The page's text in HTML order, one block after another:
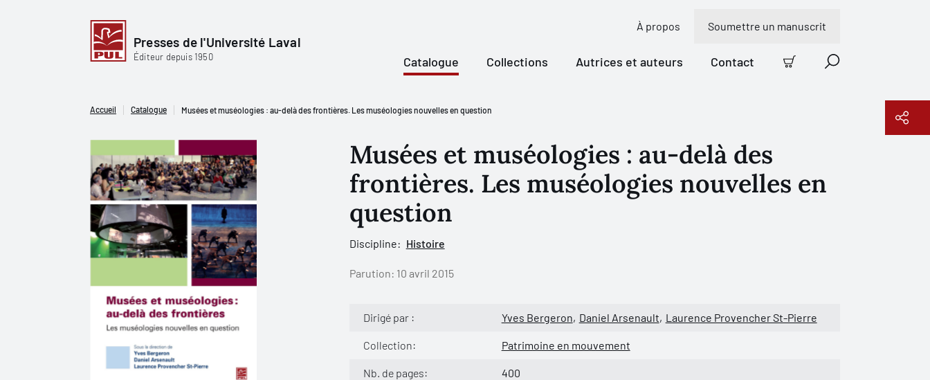
Presses de l'Université Laval
Éditeur depuis 1950
À propos Soumettre un manuscrit
Catalogue Collections Autrices et auteurs Contact
Panier Recherche
Accueil Catalogue Musées et muséologies : au-delà des frontières. Les muséologies nouvelles en question
Musées et muséologies : au-delà des
frontières. Les muséologies nouvelles en
question
Discipline: Histoire
Parution: 10 avril 2015
Dirigé par : Yves Bergeron Daniel Arsenault Laurence Provencher St-Pierre
Collection: Patrimoine en mouvement
Nb. de pages: 400